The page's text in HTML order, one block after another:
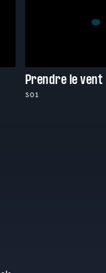
Prendre le vent
S01